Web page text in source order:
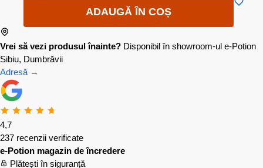
ADAUGĂ ÎN COȘ
Vrei să vezi produsul înainte? Disponibil în showroom-ul e-Potion
Sibiu, Dumbrăvii
Adresă →
4,7
237 recenzii verificate
e-Potion magazin de încredere
Plătești în siguranță